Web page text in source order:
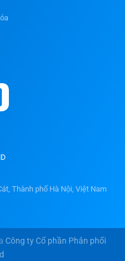
Thành phố Hà Nội, Việt Nam
Công ty Cổ phần Phân phối